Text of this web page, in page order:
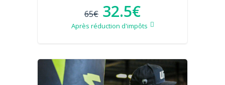
65€ 32.5€
Après réduction d'impôts